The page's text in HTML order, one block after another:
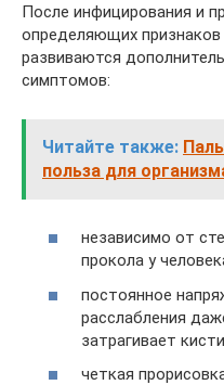
После инфицирования и
определяющих признаков
развиваются
симптомов:
Читайте также:
польза для
независимо от
прокола у
постоянное
расслабления
затрагивает
четкая